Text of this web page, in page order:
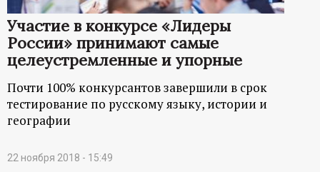
Участие в конкурсе «Лидеры
России» принимают самые
целеустремленные и упорные
Почти 100% конкурсантов завершили в срок
тестирование по русскому языку, истории и
географии
22 ноября 2018 - 15:49